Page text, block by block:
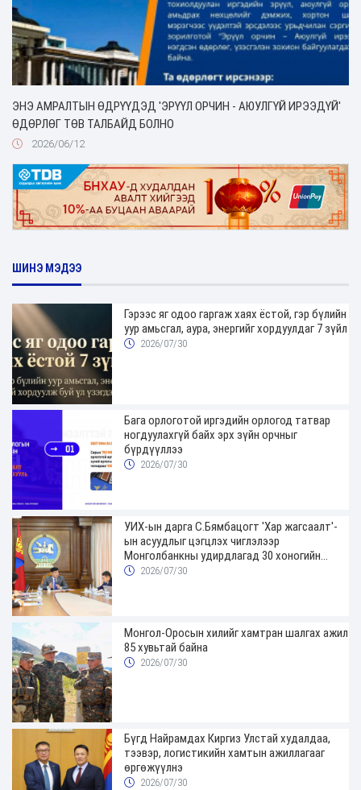
ЭНЭ АМРАЛТЫН ӨДРҮҮДЭД 'ЭРҮҮЛ ОРЧИН - АЮУЛГҮЙ ИРЭЭДҮЙ'
ӨДӨРЛӨГ ТӨВ ТАЛБАЙД БОЛНО
2026/06/12
ШИНЭ МЭДЭЭ
Гэрээс яг одоо гаргаж хаях ёстой, гэр бүлийн
уур амьсгал, аура, энергийг хордуулдаг 7 зүйл
2026/07/30
Бага орлоготой иргэдийн орлогод татвар
ногдуулахгүй байх эрх зүйн орчныг
бүрдүүллээ
2026/07/30
УИХ-ын дарга С.Бямбацогт 'Хар жагсаалт'-
ын асуудлыг цэгцлэх чиглэлээр
Монголбанкны удирдлагад 30 хоногийн
хугацаатай үүрэг өглөө
2026/07/30
Монгол-Оросын хилийг хамтран шалгах ажил
85 хувьтай байна
2026/07/30
Бүгд Найрамдах Киргиз Улстай худалдаа,
тээвэр, логистикийн хамтын ажиллагааг
өргөжүүлнэ
2026/07/30